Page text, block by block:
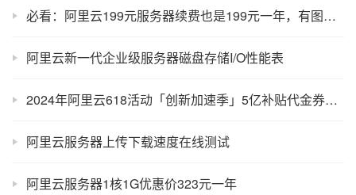
必看：阿里云199元服务器续费也是199元一年，有图为证！
阿里云新一代企业级服务器磁盘存储I/O性能表
2024年阿里云618活动「创新加速季」5亿补贴代金券和优惠价格
阿里云服务器上传下载速度在线测试
阿里云服务器1核1G优惠价323元一年